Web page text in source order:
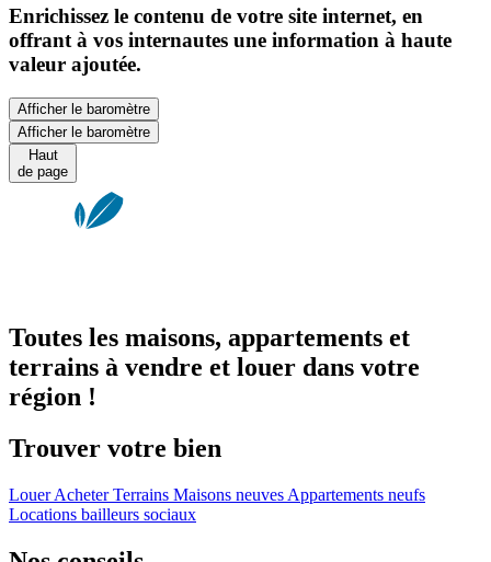
Enrichissez le contenu de votre site internet, en
offrant à vos internautes une information à haute
valeur ajoutée.
Afficher le baromètre
Afficher le baromètre
Haut
de page
Toutes les maisons, appartements et
terrains à vendre et louer dans votre
région !
Trouver votre bien
LouerAcheterTerrains Maisons neuves Appartements neufs
Locations bailleurs sociaux